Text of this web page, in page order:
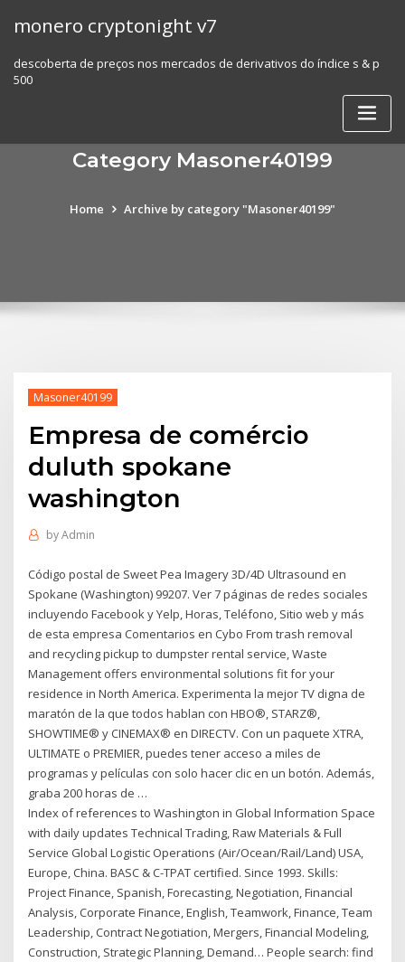
monero cryptonight v7
descoberta de preços nos mercados de derivativos do índice s & p
500
Category Masoner40199
Home Archive by category "Masoner40199"
Masoner40199
Empresa de comércio
duluth spokane
washington
byAdmin
Código postal de Sweet Pea Imagery 3D/4D Ultrasound en
Spokane (Washington) 99207. Ver 7 páginas de redes sociales
incluyendo Facebook y Yelp, Horas, Teléfono, Sitio web y más
de esta empresa Comentarios en Cybo From trash removal
and recycling pickup to dumpster rental service, Waste
Management offers environmental solutions fit for your
residence in North America. Experimenta la mejor TV digna de
maratón de la que todos hablan con HBO®, STARZ®,
SHOWTIME® y CINEMAX® en DIRECTV. Con un paquete XTRA,
ULTIMATE o PREMIER, puedes tener acceso a miles de
programas y películas con solo hacer clic en un botón. Además,
graba 200 horas de …
Index of references to Washington in Global Information Space
with daily updates Technical Trading, Raw Materials & Full
Service Global Logistic Operations (Air/Ocean/Rail/Land) USA,
Europe, China. BASC & C-TPAT certified. Since 1993. Skills:
Project Finance, Spanish, Forecasting, Negotiation, Financial
Analysis, Corporate Finance, English, Teamwork, Finance, Team
Leadership, Contract Negotiation, Mergers, Financial Modeling,
Construction, Strategic Planning, Demand… People search: find